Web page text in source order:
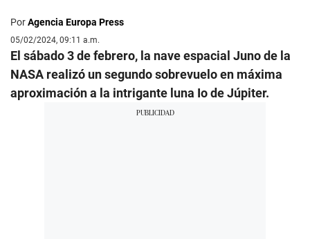
PorAgencia Europa Press
05/02/2024, 09:11 a.m.
El sábado 3 de febrero, la nave espacial Juno de la
NASA realizó un segundo sobrevuelo en máxima
aproximación a la intrigante luna Io de Júpiter.